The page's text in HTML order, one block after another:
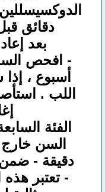
دقائق
بعد
- افحص
أسبوع ،
اللب .
الفئة
دقيقة -
- تعتبر هذه